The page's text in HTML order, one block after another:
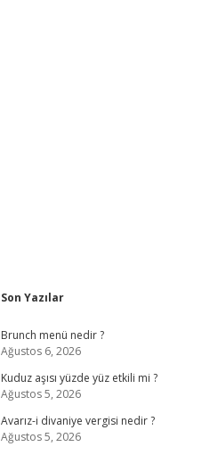
Sidebar
Son Yazılar
Brunch menü nedir ?
Ağustos 6, 2026
Kuduz aşısı yüzde yüz etkili mi ?
Ağustos 5, 2026
Avarız-i divaniye vergisi nedir ?
Ağustos 5, 2026